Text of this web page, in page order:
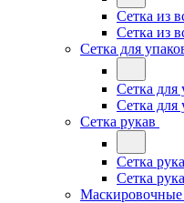
Сетка из
Сетка из
Сетка для
Сетка для
Сетка для
Сетка рукав
Сетка
Сетка
Маскировочные